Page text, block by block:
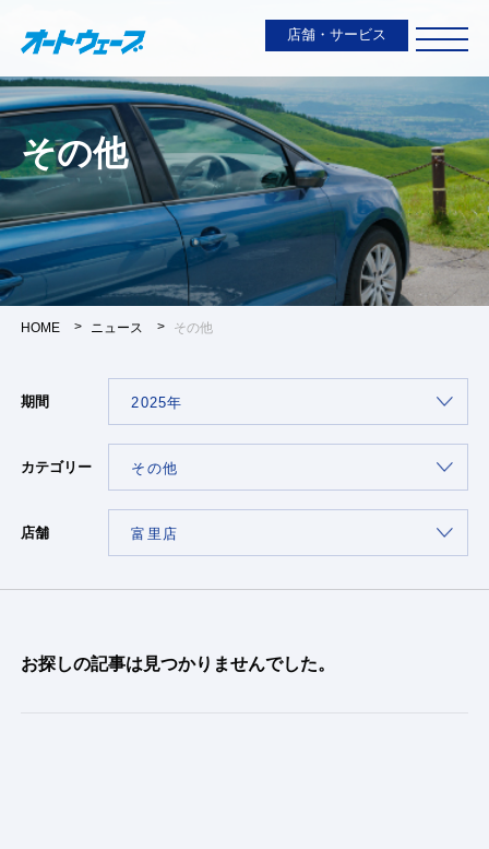
店舗・サービス
その他
HOME ニュース その他
期間
カテゴリー
店舗
お探しの記事は見つかりませんでした。